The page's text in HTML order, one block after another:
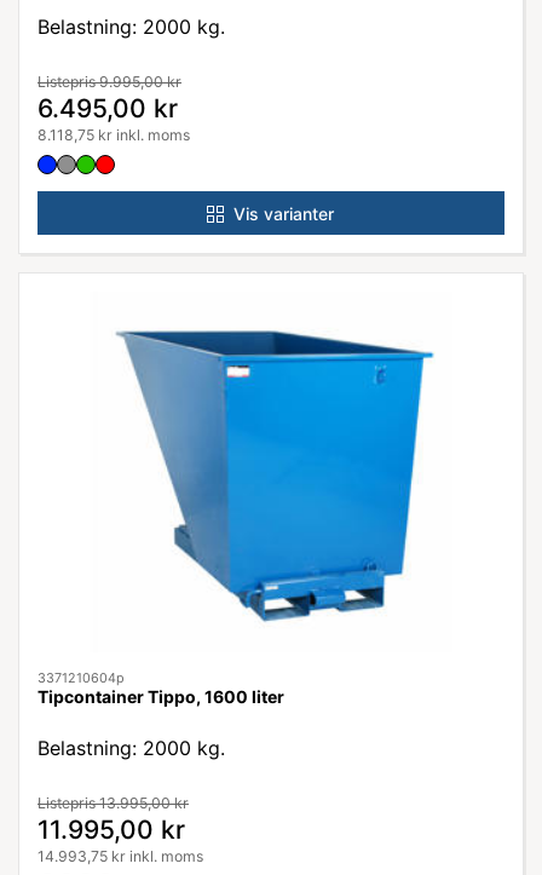
Belastning: 2000 kg.
Listepris 9.995,00 kr
6.495,00 kr
8.118,75 kr inkl. moms
Vis varianter
3371210604p
Tipcontainer Tippo, 1600 liter
Belastning: 2000 kg.
Listepris 13.995,00 kr
11.995,00 kr
14.993,75 kr inkl. moms